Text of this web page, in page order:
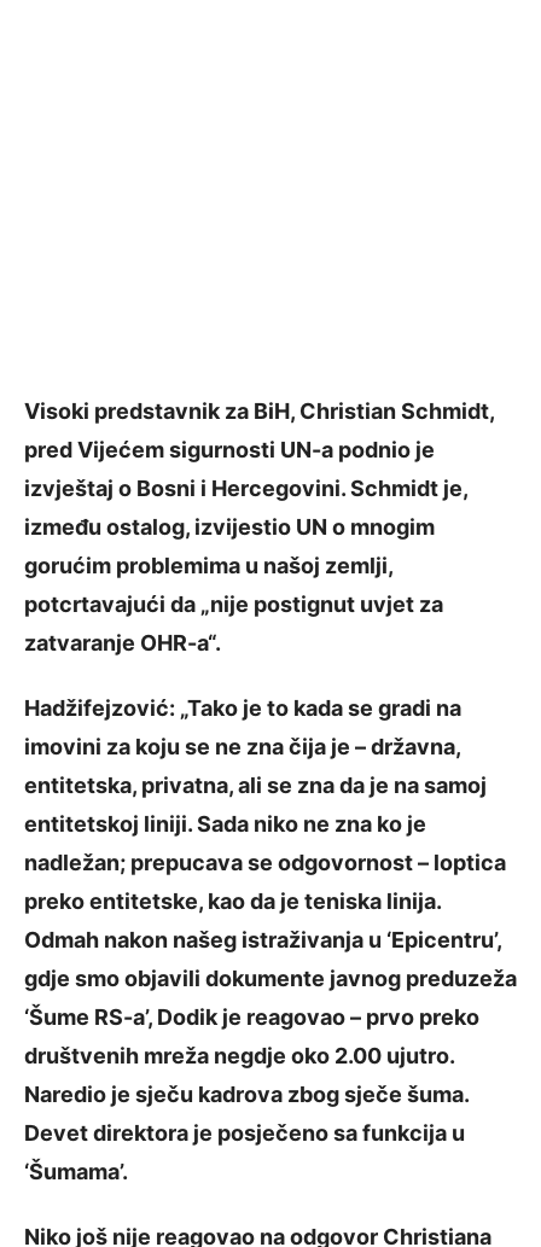
Visoki predstavnik za BiH, Christian Schmidt,
pred Vijećem sigurnosti UN-a podnio je
izvještaj o Bosni i Hercegovini. Schmidt je,
između ostalog, izvijestio UN o mnogim
gorućim problemima u našoj zemlji,
potcrtavajući da „nije postignut uvjet za
zatvaranje OHR-a“.
Hadžifejzović: „Tako je to kada se gradi na
imovini za koju se ne zna čija je – državna,
entitetska, privatna, ali se zna da je na samoj
entitetskoj liniji. Sada niko ne zna ko je
nadležan; prepucava se odgovornost – loptica
preko entitetske, kao da je teniska linija.
Odmah nakon našeg istraživanja u ‘Epicentru’,
gdje smo objavili dokumente javnog preduzeža
‘Šume RS-a’, Dodik je reagovao – prvo preko
društvenih mreža negdje oko 2.00 ujutro.
Naredio je sječu kadrova zbog sječe šuma.
Devet direktora je posječeno sa funkcija u
‘Šumama’.
Niko još nije reagovao na odgovor Christiana